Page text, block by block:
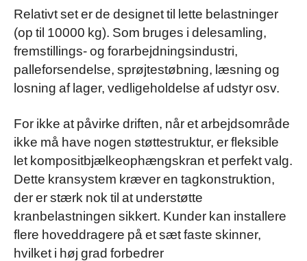
Relativt set er de designet til lette belastninger
(op til 10000 kg). Som bruges i delesamling,
fremstillings- og forarbejdningsindustri,
palleforsendelse, sprøjtestøbning, læsning og
losning af lager, vedligeholdelse af udstyr osv.
For ikke at påvirke driften, når et arbejdsområde
ikke må have nogen støttestruktur, er fleksible
let kompositbjælkeophængskran et perfekt valg.
Dette kransystem kræver en tagkonstruktion,
der er stærk nok til at understøtte
kranbelastningen sikkert. Kunder kan installere
flere hoveddragere på et sæt faste skinner,
hvilket i høj grad forbedrer